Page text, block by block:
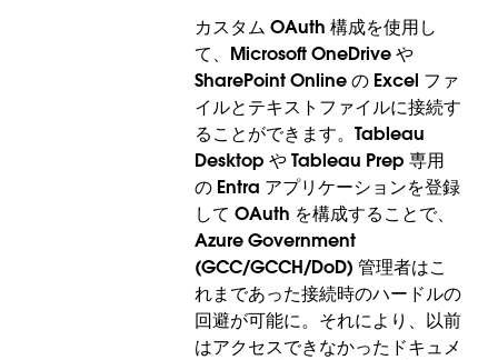
ベータ版の提供が開始された新しい Amazon S3 コネ
クタを使用すると、Tableau で S3 データに接続して
分析することができます。最新の S3 接続機能を利用
することで、スクリプトを作成せずに Tableau で
Amazon S3 データファイル (CSV と Parquet) への
アクセスが可能です。この新しいコネクタでは、パ
フォーマンスとセキュリティが強化されたほか、S3
ストレージからセルフサービス分析が直接行えるよ
うになりました。非推奨となった Web データコネク
タを使用する必要はもうありません。
新しい Amazon S3 コネクタはベータ版での提供で
カスタム OAuth 構成を使用し
て、Microsoft OneDrive や
SharePoint Online の Excel ファ
イルとテキストファイルに接続す
ることができます。Tableau
Desktop や Tableau Prep 専用
の Entra アプリケーションを登録
して OAuth を構成することで、
Azure Government
(GCC/GCCH/DoD) 管理者はこ
れまであった接続時のハードルの
回避が可能に。それにより、以前
はアクセスできなかったドキュメ